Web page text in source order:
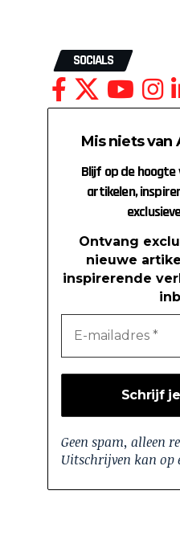
SOCIALS
Mis niets van
Blijf op de
artikelen,
Ontvang
nieuwe
inspirerende
Geen spam, alleen
Uitschrijven kan op